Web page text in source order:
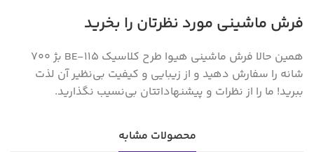
فرش ماشینی مورد نظرتان را بخرید
همین حالا فرش ماشینی هیوا طرح کلاسیک BE-115 بژ ۷۰۰
شانه را سفارش دهید و از زیبایی و کیفیت بی‌نظیر آن لذت
ببرید! ما را از نظرات و پیشنهاداتتان بی‌نسیب نگذارید.
محصولات مشابه